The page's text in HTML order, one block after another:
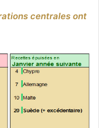
centrales ont